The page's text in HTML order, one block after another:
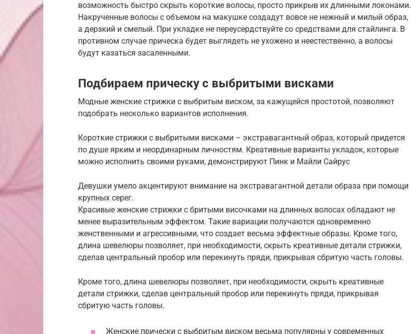
возможность быстро скрыть короткие волосы, просто прикрыв их длинными локонами.
Накрученные волосы с объемом на макушке создадут вовсе не нежный и милый образ,
а дерзкий и смелый. При укладке не переусердствуйте со средствами для стайлинга. В
противном случае прическа будет выглядеть не ухожено и неестественно, а волосы
будут казаться засаленными.
Подбираем прическу с выбритыми висками
Модные женские стрижки с выбритым виском, за кажущейся простотой, позволяют
подобрать несколько вариантов исполнения.
Короткие стрижки с выбритыми висками – экстравагантный образ, который придется
по душе ярким и неординарным личностям. Креативные варианты укладок, которые
можно исполнить своими руками, демонстрируют Пинк и Майли Сайрус
Девушки умело акцентируют внимание на экстравагантной детали образа при помощи
крупных серег.
Красивые женские стрижки с бритыми височками на длинных волосах обладают не
менее выразительным эффектом. Такие вариации получаются одновременно
женственными и агрессивными, что создает весьма эффектные образы. Кроме того,
длина шевелюры позволяет, при необходимости, скрыть креативные детали стрижки,
сделав центральный пробор или перекинуть пряди, прикрывая сбритую часть головы.
Кроме того, длина шевелюры позволяет, при необходимости, скрыть креативные
детали стрижки, сделав центральный пробор или перекинуть пряди, прикрывая
сбритую часть головы.
Женские прически с выбритым виском весьма популярны у современных